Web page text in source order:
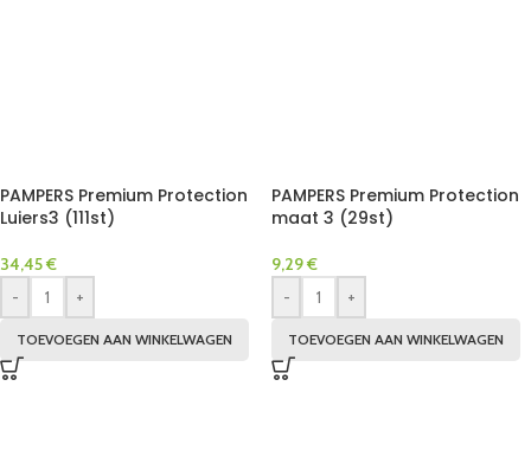
PAMPERS Premium Protection
Luiers3 (111st)
34,45€
-
+
TOEVOEGEN AAN WINKELWAGEN
PAMPERS Premium Protection
maat 3 (29st)
9,29€
-
+
TOEVOEGEN AAN WINKELWAGEN